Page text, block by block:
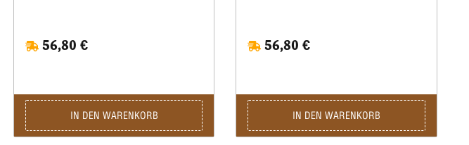
empfehlen, hierzu ein gutes wasserlösliches
Kalibrierfett (kein Graphit!) zu verwenden.Die
56,80 €
IN DEN WARENKORB
empfehlen, hierzu ein gutes wasserlösliches
Kalibrierfett (kein Graphit!) zu verwenden.Die
56,80 €
IN DEN WARENKORB